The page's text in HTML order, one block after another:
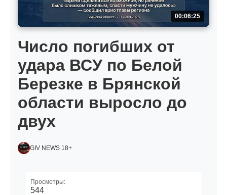
00:06:25
Число погибших от
удара ВСУ по Белой
Березке в Брянской
области выросло до
двух
GIV NEWS 18+
Просмотры:
544